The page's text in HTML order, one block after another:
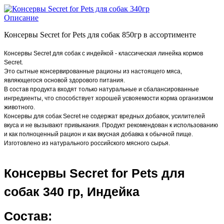
Описание
Консервы Secret for Pets для собак 850гр в ассортименте
Консервы Secret для собак с индейкой - классическая линейка кормов
Secret.
Это сытные консервированные рационы из настоящего мяса,
являющегося основой здорового питания.
В состав продукта входят только натуральные и сбалансированные
ингредиенты, что способствует хорошей усвояемости корма организмом
животного.
Консервы для собак Secret не содержат вредных добавок, усилителей
вкуса и не вызывают привыкания. Продукт рекомендован к использованию
и как полноценный рацион и как вкусная добавка к обычной пище.
Изготовлено из натурального российского мясного сырья.
Консервы Secret for Pets для
собак 340 гр, Индейка
Состав: